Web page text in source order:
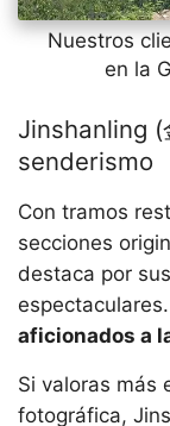
Nuestros
en la
Jinshanling
senderismo
Con tramos
secciones
destaca por
aficionados a
Si valoras más
fotográfica,